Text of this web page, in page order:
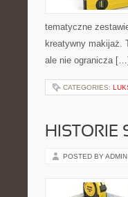
tematyczne
kreatywny makijaż.
ale nie ogranicza […]
CATEGORIES:
HISTORIE
POSTED BY ADMIN